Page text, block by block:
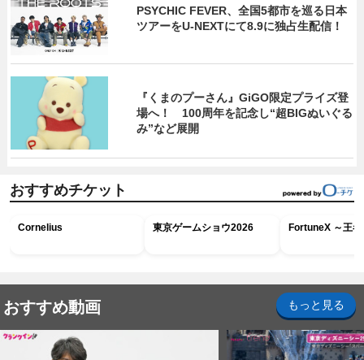
PSYCHIC FEVER、全国5都市を巡る日本
ツアーをU‐NEXTにて8.9に独占生配信！
『くまのプーさん』GiGO限定プライズ登
場へ！ 100周年を記念し“超BIGぬいぐる
み”など展開
おすすめチケット
Cornelius 東京ゲームショウ2026 FortuneX ～王
おすすめ動画 もっと見る